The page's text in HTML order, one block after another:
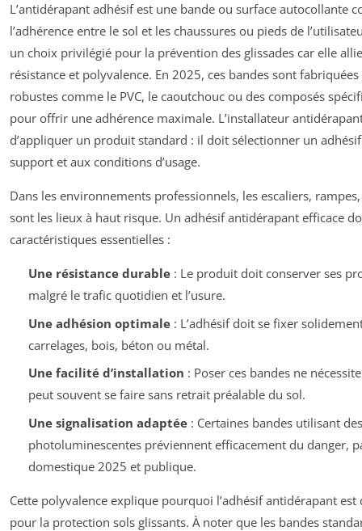
L’antidérapant adhésif est une bande ou surface autocollante
l’adhérence entre le sol et les chaussures ou pieds de
un choix privilégié pour la prévention des glissades car elle
résistance et polyvalence. En 2025, ces bandes sont
robustes comme le PVC, le caoutchouc ou des composés
pour offrir une adhérence maximale. L’installateur
d’appliquer un produit standard : il doit sélectionner un
support et aux conditions d’usage.
Dans les environnements professionnels, les escaliers,
sont les lieux à haut risque. Un adhésif antidérapant efficace
caractéristiques essentielles :
Une résistance durable: Le produit doit conserver ses
malgré le trafic quotidien et l’usure.
Une adhésion optimale: L’adhésif doit se fixer
carrelages, bois, béton ou métal.
Une facilité d’installation : Poser ces bandes ne
peut souvent se faire sans retrait préalable du sol.
Une signalisation adaptée: Certaines bandes utilisant
photoluminescentes préviennent efficacement du danger,
domestique 2025 et publique.
Cette polyvalence explique pourquoi l’adhésif antidérapant
pour la protection sols glissants. À noter que les bandes